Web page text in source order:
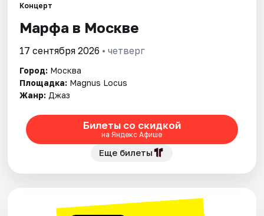
Площадки
Артисты
Рейтинги
Концерт
Марфа в Москве
17 сентября 2026 • четверг
Город: Москва
Площадка: Magnus Locus
Жанр: Джаз
Билеты со скидкой
на Яндекс Афише
Еще билеты